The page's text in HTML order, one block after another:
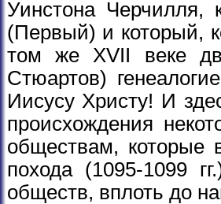
Уинстона Черчилля,
(Первый) и который,
том же XVII веке
Стюартов)
Иисусу Христу! И
происхождения
обществам, которые
похода (1095-1099
обществ, вплоть до